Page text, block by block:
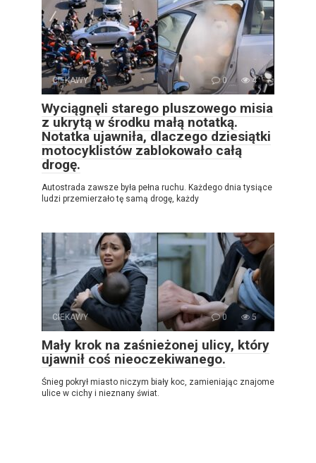
CIEKAWY 0 4
Wyciągnęli starego pluszowego misia
z ukrytą w środku małą notatką.
Notatka ujawniła, dlaczego dziesiątki
motocyklistów zablokowało całą
drogę.
Autostrada zawsze była pełna ruchu. Każdego dnia tysiące
ludzi przemierzało tę samą drogę, każdy
CIEKAWY 0 5
Mały krok na zaśnieżonej ulicy, który
ujawnił coś nieoczekiwanego.
Śnieg pokrył miasto niczym biały koc, zamieniając znajome
ulice w cichy i nieznany świat.